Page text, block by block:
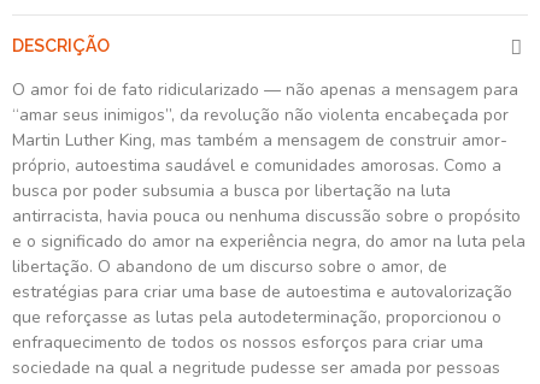
DESCRIÇÃO
O amor foi de fato ridicularizado — não apenas a mensagem para
“amar seus inimigos”, da revolução não violenta encabeçada por
Martin Luther King, mas também a mensagem de construir amor-
próprio, autoestima saudável e comunidades amorosas. Como a
busca por poder subsumia a busca por libertação na luta
antirracista, havia pouca ou nenhuma discussão sobre o propósito
e o significado do amor na experiência negra, do amor na luta pela
libertação. O abandono de um discurso sobre o amor, de
estratégias para criar uma base de autoestima e autovalorização
que reforçasse as lutas pela autodeterminação, proporcionou o
enfraquecimento de todos os nossos esforços para criar uma
sociedade na qual a negritude pudesse ser amada por pessoas